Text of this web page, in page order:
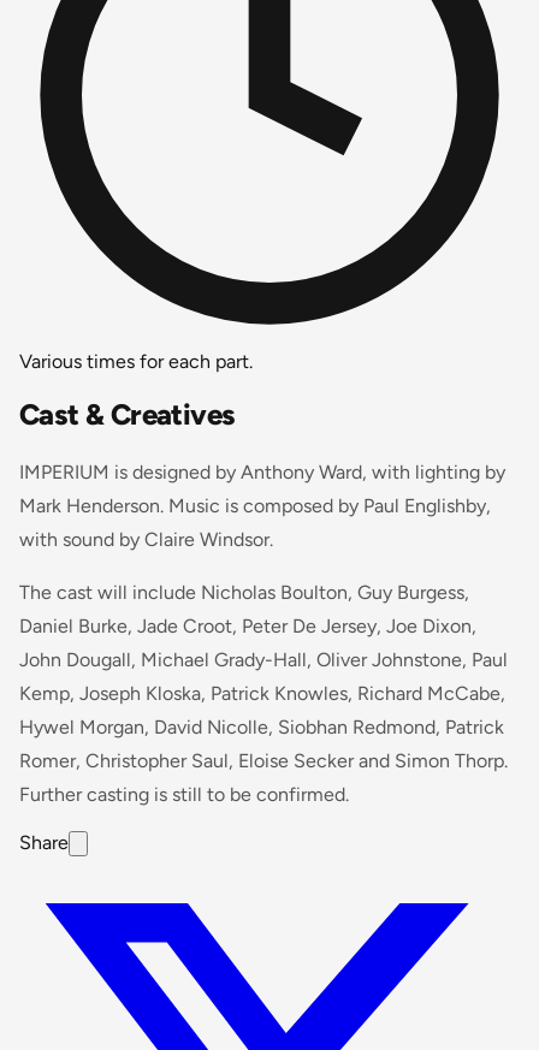
Various times for each part.
Cast & Creatives
IMPERIUM is designed by Anthony Ward, with lighting by
Mark Henderson. Music is composed by Paul Englishby,
with sound by Claire Windsor.
The cast will include Nicholas Boulton, Guy Burgess,
Daniel Burke, Jade Croot, Peter De Jersey, Joe Dixon,
John Dougall, Michael Grady-Hall, Oliver Johnstone, Paul
Kemp, Joseph Kloska, Patrick Knowles, Richard McCabe,
Hywel Morgan, David Nicolle, Siobhan Redmond, Patrick
Romer, Christopher Saul, Eloise Secker and Simon Thorp.
Further casting is still to be confirmed.
Share